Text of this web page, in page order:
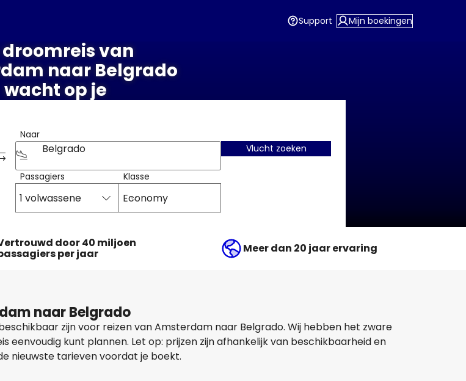
Support Mijn boekingen
droomreis van
naar Belgrado
wacht op je
Naar
Belgrado
Passagiers
1 volwassene
Klasse
Economy
Vlucht zoeken
door 40 miljoen
per jaar Meer dan 20 jaar ervaring
naar Belgrado
zijn voor reizen van Amsterdam naar Belgrado. Wij hebben het zware
eenvoudig kunt plannen. Let op: prijzen zijn afhankelijk van beschikbaarheid en
nieuwste tarieven voordat je boekt.